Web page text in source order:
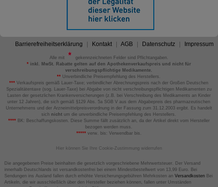
Barrierefreiheitserklärung Kontakt AGB Datenschutz Impressum
Alle mit
gekennzeichneten Felder sind Pflichtangaben.
*inkl. MwSt. Rabatte gelten auf den Apothekenverkaufspreis und nicht für
verschreibungspflichtige Medikamente.
** Unverbindliche Preisempfehlung des Herstellers.
*** Verkaufspreis gemäß Lauer-Taxe; verbindlicher Abrechnungspreis nach der Großen Deutschen
Spezialitätentaxe (sog. Lauer-Taxe) bei Abgabe von nicht verschreibungspflichtigen Medikamenten zu
Lasten der gesetzlichen Krankenversicherungen (z.B. bei Verschreibung des Medikaments an Kinder
unter 12 Jahren), die sich gemäß §129 Abs. 5a SGB V aus dem Abgabepreis des pharmazeutischen
Unternehmens und der Arzneimittelpreisverordnung in der Fassung zum 31.12.2003 ergibt. Es handelt
sich nicht um die unverbindliche Preisempfehlung des Herstellers.
****BK: Beschaffungskosten. Diese Summe fällt zusätzlich an, da der Artikel direkt vom Hersteller
bezogen werden muss.
*****verw. bis: Verwendbar bis.
Hier können Sie Ihre Cookie-Zustimmung widerrufen
Die angegebenen Preise beinhalten die gesetzlich vorgeschriebene Mehrwertsteuer. Der Versand
innerhalb Deutschlands ist versandkostenfrei bei einem Mindestbestellwert von 13,99 Euro. Bei
Sendungen ins Ausland fallen durch erhöhte Versicherungsgebühren Mehrkosten an VersandkostenBei
Artikeln, die wir ausschließlich über den Hersteller beziehen können, fallen unter Umständen